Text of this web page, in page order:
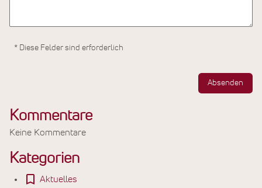
* Diese Felder sind erforderlich
Absenden
Kommentare
Keine Kommentare
Kategorien
Aktuelles